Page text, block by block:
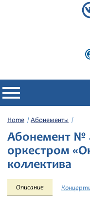
Philharmonic
Current events
Festivals
Home Абонементы
Абонемент №
оркестром
коллектива
Описание